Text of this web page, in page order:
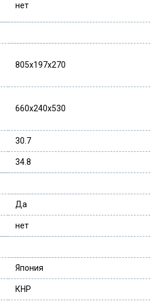
нет
805x197x270
660x240x530
30.7
34.8
Да
нет
Япония
КНР